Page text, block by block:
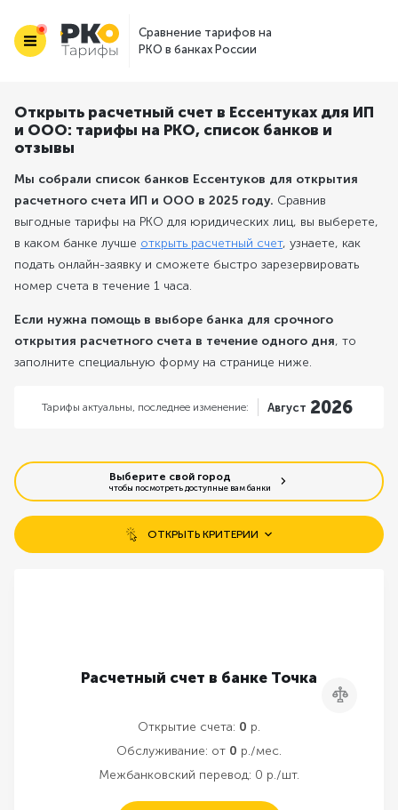
Сравнение тарифов на
РКО в банках России
Открыть расчетный счет в Ессентуках для ИП
и ООО: тарифы на РКО, список банков и
отзывы
Мы собрали список банков Ессентуков для открытия
расчетного счета ИП и ООО в 2025 году. Сравнив
выгодные тарифы на РКО для юридических лиц, вы выберете,
в каком банке лучше открыть расчетный счет, узнаете, как
подать онлайн-заявку и сможете быстро зарезервировать
номер счета в течение 1 часа.
Если нужна помощь в выборе банка для срочного
открытия расчетного счета в течение одного дня, то
заполните специальную форму на странице ниже.
Тарифы актуальны, последнее изменение: Август 2026
Выберите свой город
чтобы посмотреть доступные вам банки
ОТКРЫТЬ КРИТЕРИИ
Расчетный счет в банке Точка
Сравнить
Открытие счета: 0 р.
Обслуживание: от 0 р./мес.
Межбанковский перевод: 0 р./шт.